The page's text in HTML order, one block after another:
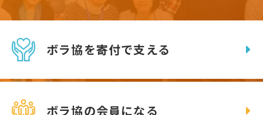
ボラ協を寄付で支える
ボラ協の会員になる